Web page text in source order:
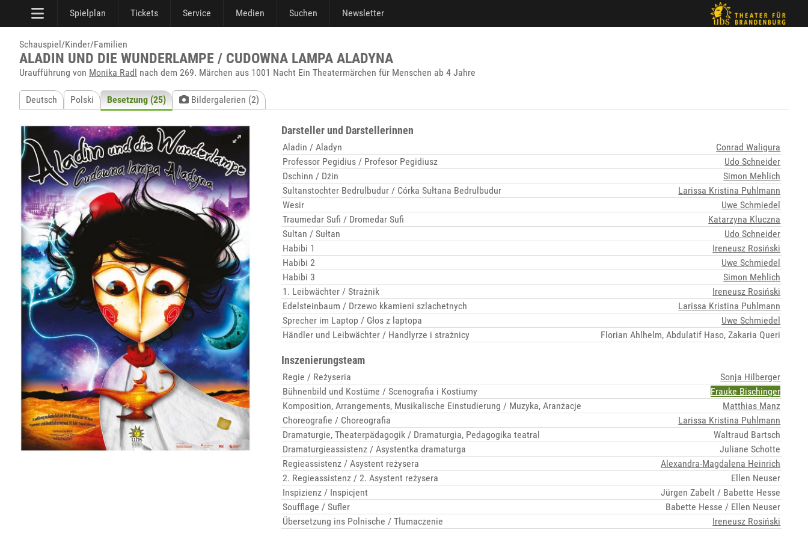
Spielplan Tickets Service Medien Suchen Newsletter
Schauspiel/Kinder/Familien
ALADIN UND DIE WUNDERLAMPE / CUDOWNA LAMPA ALADYNA
Uraufführung von Monika Radl nach dem 269. Märchen aus 1001 Nacht Ein Theatermärchen für Menschen ab 4 Jahre
Deutsch Polski Besetzung (25) Bildergalerien (2)
Darsteller und Darstellerinnen
Aladin / Aladyn
Conrad Waligura
Professor Pegidius / Profesor Pegidiusz
Udo Schneider
Dschinn / Dżin
Simon Mehlich
Sultanstochter Bedrulbudur / Córka Sułtana Bedrulbudur
Larissa Kristina Puhlmann
Wesir
Uwe Schmiedel
Traumedar Sufi / Dromedar Sufi
Katarzyna Kluczna
Sultan / Sułtan
Udo Schneider
Habibi 1
Ireneusz Rosiński
Habibi 2
Uwe Schmiedel
Habibi 3
Simon Mehlich
1. Leibwächter / Strażnik
Ireneusz Rosiński
Edelsteinbaum / Drzewo kkamieni szlachetnych
Larissa Kristina Puhlmann
Sprecher im Laptop / Głos z laptopa
Uwe Schmiedel
Händler und Leibwächter / Handlyrze i strażnicy
Florian Ahlhelm, Abdulatif Haso, Zakaria Queri
Inszenierungsteam
Regie / Reżyseria
Sonja Hilberger
Bühnenbild und Kostüme / Scenografia i Kostiumy
Frauke Bischinger
Komposition, Arrangements, Musikalische Einstudierung / Muzyka, Aranżacje
Matthias Manz
Choreografie / Choreografia
Larissa Kristina Puhlmann
Dramaturgie, Theaterpädagogik / Dramaturgia, Pedagogika teatral
Waltraud Bartsch
Dramaturgieassistenz / Asystentka dramaturga
Juliane Schotte
Regieassistenz / Asystent reżysera
Alexandra-Magdalena Heinrich
2. Regieassistenz / 2. Asystent reżysera
Ellen Neuser
Inspizienz / Inspicjent
Jürgen Zabelt / Babette Hesse
Soufflage / Sufler
Babette Hesse / Ellen Neuser
Übersetzung ins Polnische / Tłumaczenie
Ireneusz Rosiński